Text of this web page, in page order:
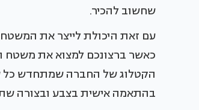
שחשוב להכיר.
עם זאת היכולת לייצר את
כאשר ברצונכם למצוא את משטח
הקטלוג של החברה שמתחדש כל
בהתאמה אישית בצבע ובצורה